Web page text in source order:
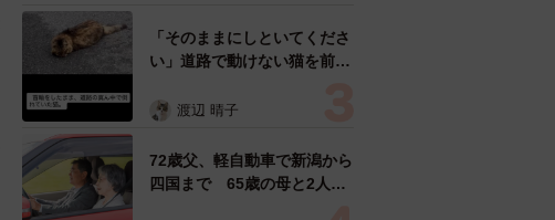
「そのままにしといてくださ
い」道路で動けない猫を前に
ようとした4日間 「命の重
表の訴え
渡辺 晴子
72歳父、軽自動車で新潟から
四国まで 65歳の母と2人で